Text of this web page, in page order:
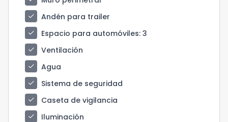
check
Andén para trailer
check
Espacio para automóviles: 3
check
Ventilación
check
Agua
check
Sistema de seguridad
check
Caseta de vigilancia
check
Iluminación